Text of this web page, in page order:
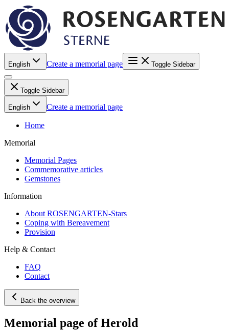
English Create a memorial page Toggle Sidebar
Toggle Sidebar
English Create a memorial page
Home
Memorial
Memorial Pages
Commemorative articles
Gemstones
Information
About ROSENGARTEN-Stars
Coping with Bereavement
Provision
Help & Contact
FAQ
Contact
Back the overview
Memorial page of Herold